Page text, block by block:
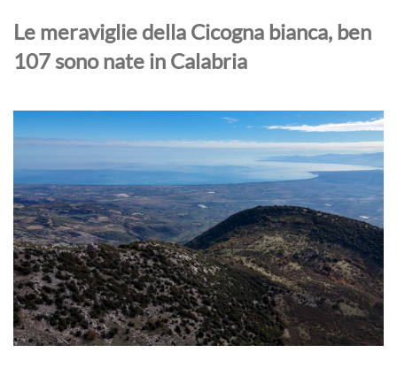
Le meraviglie della Cicogna bianca, ben
107 sono nate in Calabria